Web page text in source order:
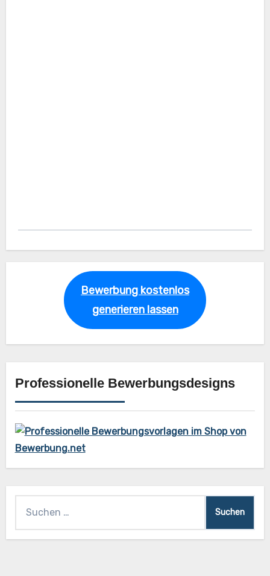
Bewerbung kostenlos
generieren lassen
Professionelle Bewerbungsdesigns